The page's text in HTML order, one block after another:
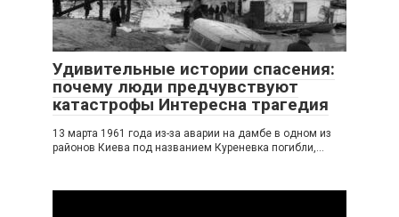
Удивительные истории спасения:
почему люди предчувствуют
катастрофы Интересна трагедия
13 марта 1961 года из-за аварии на дамбе в одном из
районов Киева под названием Куреневка погибли,...